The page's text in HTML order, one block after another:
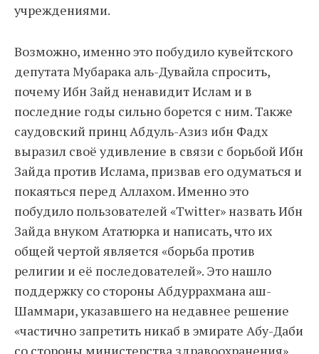
учреждениями.
Возможно, именно это побудило кувейтского
депутата Мубарака аль-Дувайла спросить,
почему Ибн Зайд ненавидит Ислам и в
последние годы сильно борется с ним. Также
саудовский принц Абдуль-Азиз ибн Фадх
выразил своё удивление в связи с борьбой Ибн
Зайда против Ислама, призвав его одуматься и
покаяться перед Аллахом. Именно это
побудило пользователей «Twitter» назвать Ибн
Зайда внуком Ататюрка и написать, что их
общей чертой является «борьба против
религии и её последователей». Это нашло
поддержку со стороны Абдуррахмана аш-
Шаммари, указавшего на недавнее решение
«частично запретить никаб в эмирате Абу-Даби